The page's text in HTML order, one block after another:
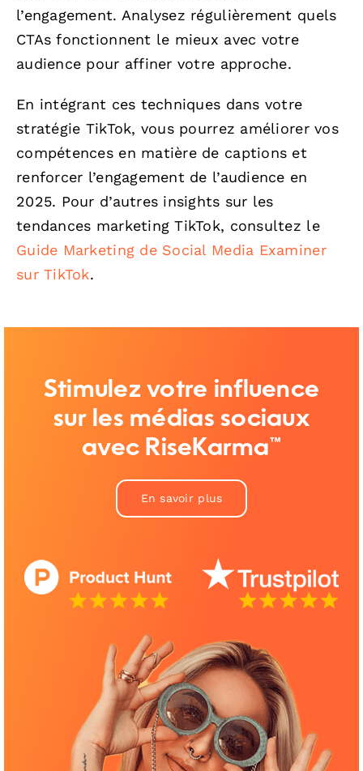
l’engagement. Analysez régulièrement quels
CTAs fonctionnent le mieux avec votre
audience pour affiner votre approche.
En intégrant ces techniques dans votre
stratégie TikTok, vous pourrez améliorer vos
compétences en matière de captions et
renforcer l’engagement de l’audience en
2025. Pour d’autres insights sur les
tendances marketing TikTok, consultez le
Guide Marketing de Social Media Examiner
sur TikTok.
Stimulez votre influence
sur les médias sociaux
avec RiseKarma™
En savoir plus